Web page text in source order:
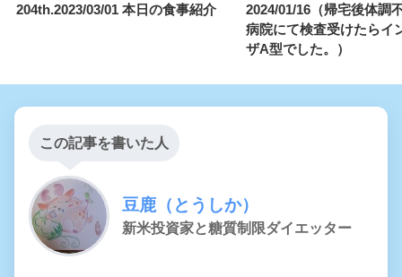
204th.2023/03/01 本日の食事紹介
2024/01/16（帰宅後体
病院にて検査受けたらイ
ザA型でした。）
この記事を書いた人
豆鹿（とうしか）
新米投資家と糖質制限ダイエッター